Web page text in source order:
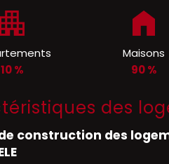
10 %
Maisons
90 %
des
construction des